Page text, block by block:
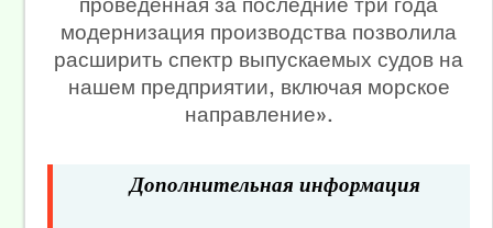
модернизация производства позволила
расширить спектр выпускаемых судов на
нашем предприятии, включая морское
направление».
Дополнительная информация